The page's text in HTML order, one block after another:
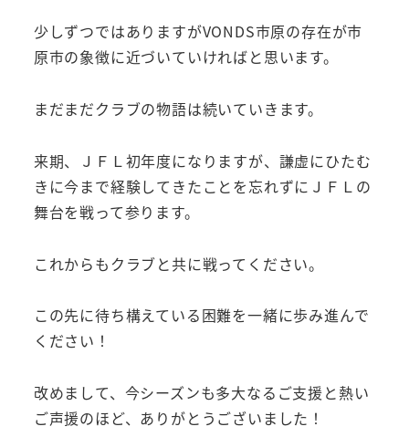
少しずつではありますがVONDS市原の存在が市
原市の象徴に近づいていければと思います。
まだまだクラブの物語は続いていきます。
来期、ＪＦＬ初年度になりますが、謙虚にひたむ
きに今まで経験してきたことを忘れずにＪＦＬの
舞台を戦って参ります。
これからもクラブと共に戦ってください。
この先に待ち構えている困難を一緒に歩み進んで
ください！
改めまして、今シーズンも多大なるご支援と熱い
ご声援のほど、ありがとうございました！